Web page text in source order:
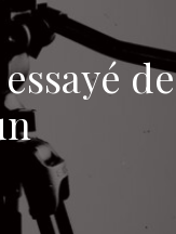
de